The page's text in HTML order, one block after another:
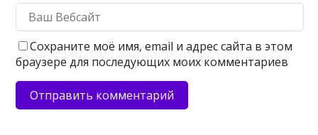
Сохраните моё имя, email и адрес сайта в этом
браузере для последующих моих комментариев